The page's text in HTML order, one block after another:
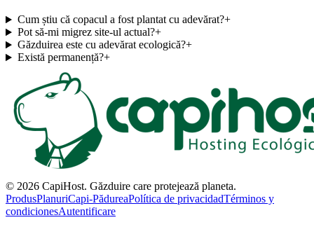
Cum știu că copacul a fost plantat cu adevărat?+
Pot să-mi migrez site-ul actual?+
Găzduirea este cu adevărat ecologică?+
Există permanență?+
© 2026 CapiHost. Găzduire care protejează planeta.
ProdusPlanuriCapi-PădureaPolítica de privacidadTérminos y
condicionesAutentificare